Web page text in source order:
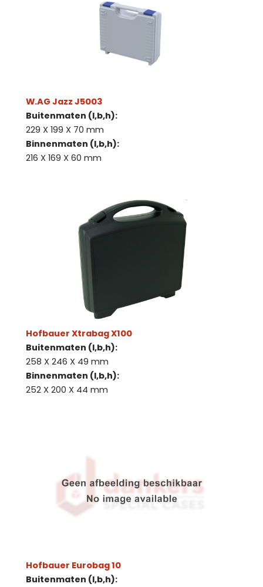
W.AG Jazz J5003
Buitenmaten (l,b,h):
229 X 199 X 70 mm
Binnenmaten (l,b,h):
216 X 169 X 60 mm
Hofbauer Xtrabag X100
Buitenmaten (l,b,h):
258 X 246 X 49 mm
Binnenmaten (l,b,h):
252 X 200 X 44 mm
Hofbauer Eurobag 10
Buitenmaten (l,b,h):